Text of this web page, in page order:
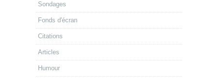
Sondages
Fonds d'écran
Citations
Articles
Humour